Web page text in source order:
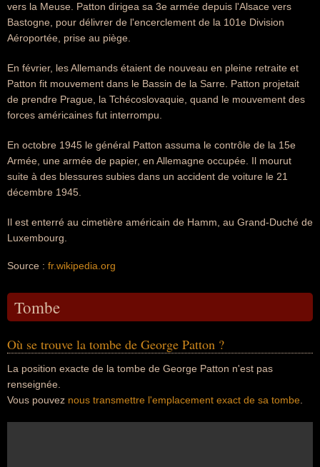
vers la Meuse. Patton dirigea sa 3e armée depuis l'Alsace vers
Bastogne, pour délivrer de l'encerclement de la 101e Division
Aéroportée, prise au piège.
En février, les Allemands étaient de nouveau en pleine retraite et
Patton fit mouvement dans le Bassin de la Sarre. Patton projetait
de prendre Prague, la Tchécoslovaquie, quand le mouvement des
forces américaines fut interrompu.
En octobre 1945 le général Patton assuma le contrôle de la 15e
Armée, une armée de papier, en Allemagne occupée. Il mourut
suite à des blessures subies dans un accident de voiture le 21
décembre 1945.
Il est enterré au cimetière américain de Hamm, au Grand-Duché de
Luxembourg.
Source : fr.wikipedia.org
Tombe
Où se trouve la tombe de George Patton ?
La position exacte de la tombe de George Patton n'est pas
renseignée.
Vous pouvez nous transmettre l'emplacement exact de sa tombe